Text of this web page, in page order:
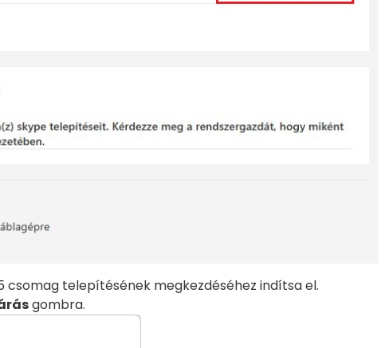
csomag telepítésének megkezdéséhez indítsa el.
gombra.